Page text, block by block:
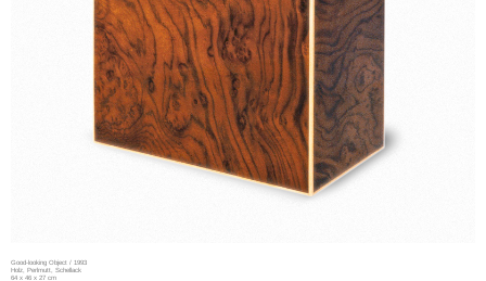
Good-looking Object / 1993
Holz, Perlmutt, Schellack
64 x 46 x 27 cm